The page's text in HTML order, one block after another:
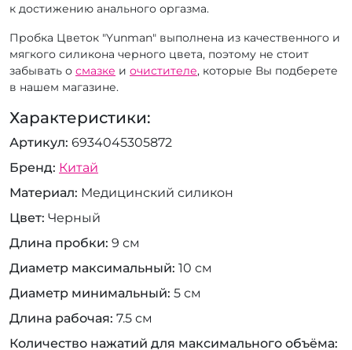
к достижению анального оргазма.
Пробка Цветок "Yunman" выполнена из качественного и
мягкого силикона черного цвета, поэтому не стоит
забывать о смазке и очистителе, которые Вы подберете
в нашем магазине.
Характеристики:
Артикул 6934045305872
Бренд Китай
Материал Медицинский силикон
Цвет Черный
Длина пробки 9 см
Диаметр максимальный 10 см
Диаметр минимальный 5 см
Длина рабочая 7.5 см
Количество нажатий для максимального объёма